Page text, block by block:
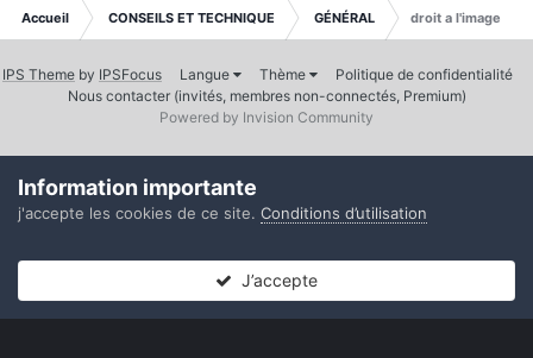
Accueil CONSEILS ET TECHNIQUE GÉNÉRAL droit a l'image
IPS Theme by IPSFocus Langue Thème
Politique de confidentialité
Nous contacter (invités, membres non-connectés, Premium)
Powered by Invision Community
Information importante
j'accepte les cookies de ce site. Conditions d’utilisation
J’accepte